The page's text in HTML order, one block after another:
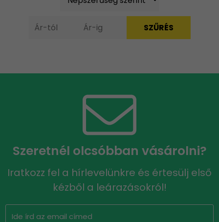
Szeretnél olcsóbban vásárolni?
Iratkozz fel a hírlevelünkre és értesülj első
kézből a leárazásokról!